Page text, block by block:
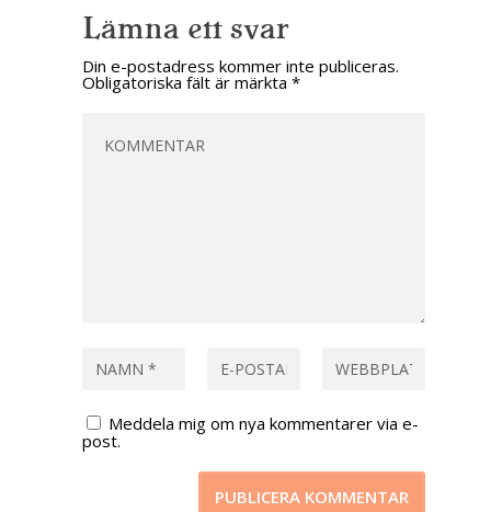
Lämna ett svar
Din e-postadress kommer inte publiceras.
Obligatoriska fält är märkta *
Meddela mig om nya kommentarer via e-
post.